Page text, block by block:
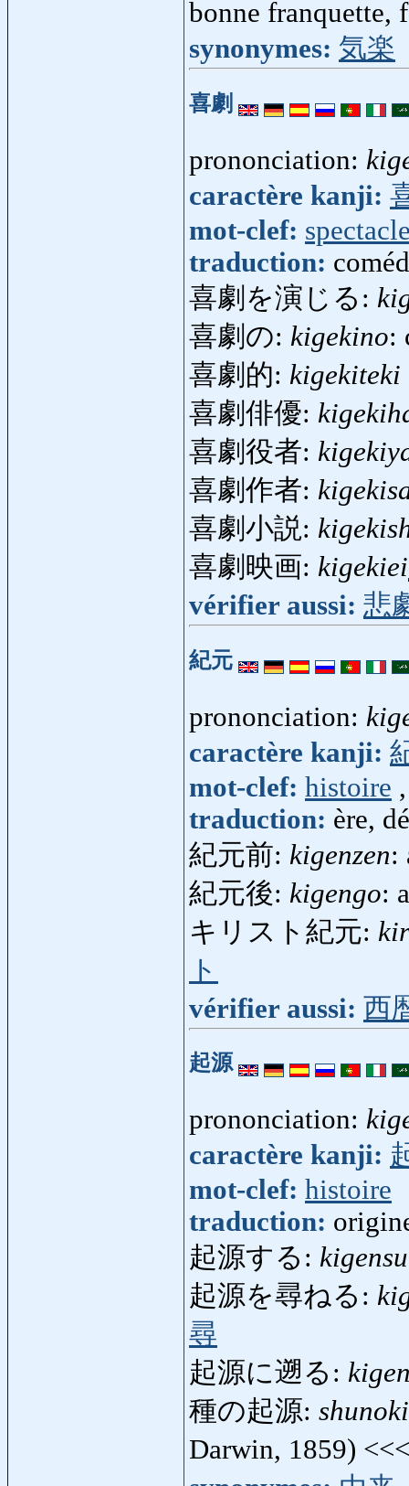
bonne franquette,
synonymes: 気楽
喜劇
prononciation:
caractère kanji:
mot-clef:
traduction:
喜劇を演じる:
喜劇の: kigekino:
喜劇的: kigekiteki
喜劇俳優:
喜劇役者:
喜劇作者:
喜劇小説:
喜劇映画:
vérifier aussi: 悲
紀元
prononciation:
caractère kanji:
mot-clef: histoire
traduction: ère,
紀元前: kigenzen:
紀元後: kigengo:
キリスト紀元:
ト
vérifier aussi: 西
起源
prononciation:
caractère kanji:
mot-clef: histoire
traduction:
起源する:
起源を尋ねる:
尋
起源に遡る:
種の起源:
Darwin, 1859)